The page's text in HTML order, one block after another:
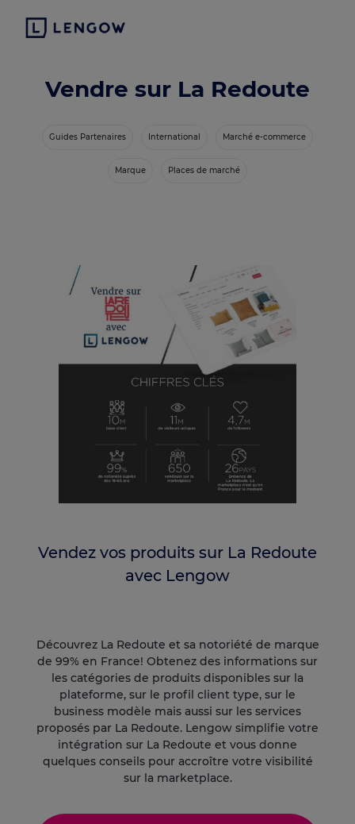
Vendre sur La Redoute
Guides Partenaires International Marché e-commerce
Marque Places de marché
Vendez vos produits sur La Redoute
avec Lengow
Découvrez La Redoute et sa notoriété de marque
de 99% en France! Obtenez des informations sur
les catégories de produits disponibles sur la
plateforme, sur le profil client type, sur le
business modèle mais aussi sur les services
proposés par La Redoute. Lengow simplifie votre
intégration sur La Redoute et vous donne
quelques conseils pour accroître votre visibilité
sur la marketplace.